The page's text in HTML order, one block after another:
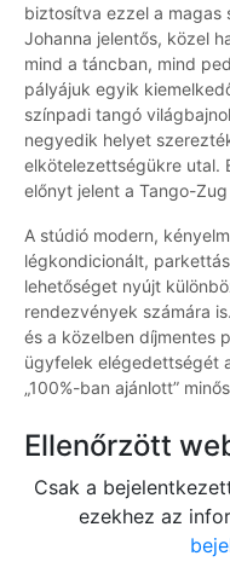
biztosítva ezzel a magas
Johanna jelentős, közel
mind a táncban, mind
pályájuk egyik
színpadi tangó
negyedik helyet
elkötelezettségükre utal.
előnyt jelent a Tango-
A stúdió modern,
légkondicionált,
lehetőséget nyújt
rendezvények számára
és a közelben díjmentes
ügyfelek elégedettségét
„100%-ban ajánlott”
Ellenőrzött
Csak a
ezekhez az